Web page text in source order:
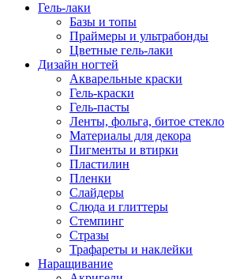
Гель-лаки
Базы и топы
Праймеры и ультрабонды
Цветные гель-лаки
Дизайн ногтей
Акварельные краски
Гель-краски
Гель-пасты
Ленты, фольга, битое стекло
Материалы для декора
Пигменты и втирки
Пластилин
Пленки
Слайдеры
Слюда и глиттеры
Стемпинг
Стразы
Трафареты и наклейки
Наращивание